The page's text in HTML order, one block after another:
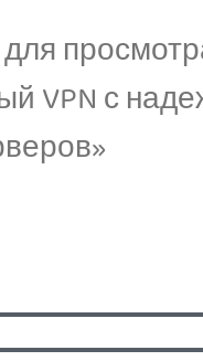
для
VPN с